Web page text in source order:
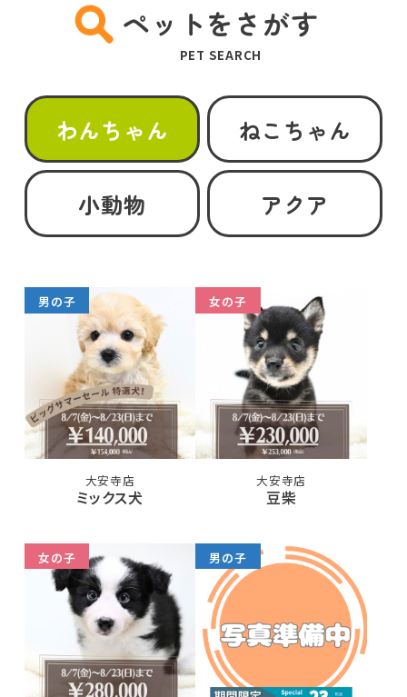
ペットをさがす
PET SEARCH
わんちゃん ねこちゃん
小動物 アクア
男の子
大安寺店
ミックス犬
女の子
大安寺店
豆柴
女の子 男の子